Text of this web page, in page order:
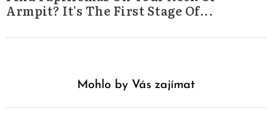
Armpit? It's The First Stage Of...
Mohlo by Vás zajímat